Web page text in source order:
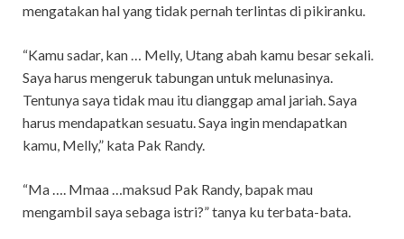
mengatakan hal yang tidak pernah terlintas di pikiranku.
“Kamu sadar, kan … Melly, Utang abah kamu besar sekali.
Saya harus mengeruk tabungan untuk melunasinya.
Tentunya saya tidak mau itu dianggap amal jariah. Saya
harus mendapatkan sesuatu. Saya ingin mendapatkan
kamu, Melly,” kata Pak Randy.
“Ma …. Mmaa …maksud Pak Randy, bapak mau
mengambil saya sebaga istri?” tanya ku terbata-bata.